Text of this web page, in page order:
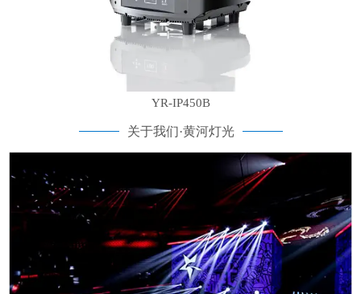
YR-IP450B
关于我们·黄河灯光